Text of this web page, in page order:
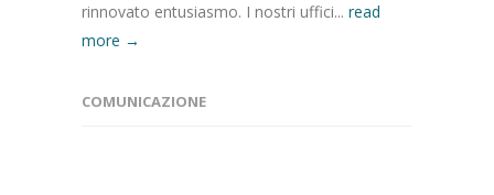
rinnovato entusiasmo. I nostri uffici... read
more →
COMUNICAZIONE